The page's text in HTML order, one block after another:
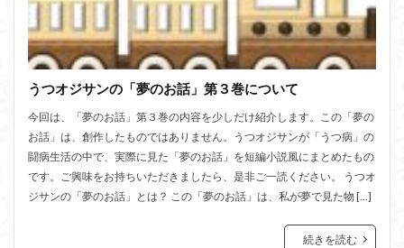
うつオジサンの「夢のお話」第３巻について
今回は、「夢のお話」第３巻の内容を少しだけ紹介します。この「夢の
お話」は、創作したものではありません。うつオジサンが「うつ病」の
闘病生活の中で、実際に見た「夢のお話」を短編小説風にまとめたもの
です。ご興味をお持ちいただきましたら、是非ご一読ください。 うつオ
ジサンの「夢のお話」とは？ この「夢のお話」は、私が夢で見た物 […]
続きを読む